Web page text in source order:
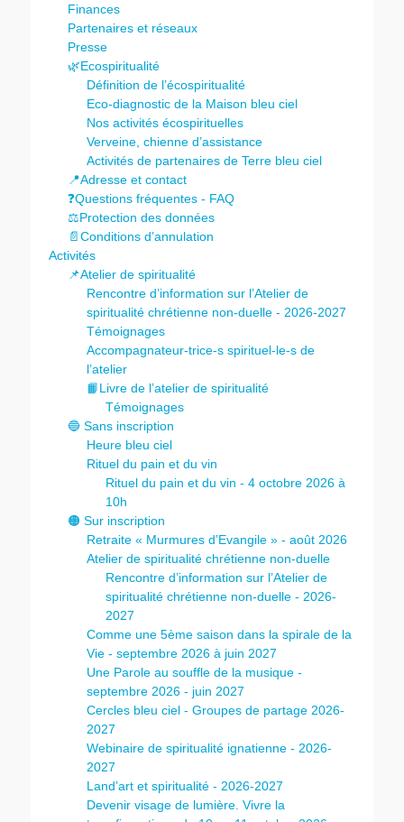
Finances
Partenaires et réseaux
Presse
🌿Ecospiritualité
Définition de l’écospiritualité
Eco-diagnostic de la Maison bleu ciel
Nos activités écospirituelles
Verveine, chienne d’assistance
Activités de partenaires de Terre bleu ciel
📍Adresse et contact
❓Questions fréquentes - FAQ
⚖️Protection des données
📄Conditions d’annulation
Activités
📌Atelier de spiritualité
Rencontre d’information sur l’Atelier de
spiritualité chrétienne non-duelle - 2026-2027
Témoignages
Accompagnateur-trice-s spirituel-le-s de
l’atelier
📙Livre de l’atelier de spiritualité
Témoignages
🔵 Sans inscription
Heure bleu ciel
Rituel du pain et du vin
Rituel du pain et du vin - 4 octobre 2026 à
10h
🟠 Sur inscription
Retraite « Murmures d’Evangile » - août 2026
Atelier de spiritualité chrétienne non-duelle
Rencontre d’information sur l’Atelier de
spiritualité chrétienne non-duelle - 2026-
2027
Comme une 5ème saison dans la spirale de la
Vie - septembre 2026 à juin 2027
Une Parole au souffle de la musique -
septembre 2026 - juin 2027
Cercles bleu ciel - Groupes de partage 2026-
2027
Webinaire de spiritualité ignatienne - 2026-
2027
Land’art et spiritualité - 2026-2027
Devenir visage de lumière. Vivre la